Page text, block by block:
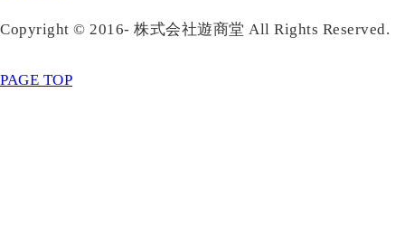
Copyright © 2016- 株式会社遊商堂 All Rights Reserved.
PAGE TOP